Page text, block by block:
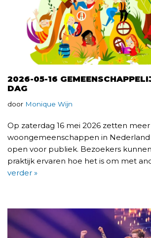
2026-05-16
DAG
door Monique Wijn
Op zaterdag 16 mei 2026 zetten meer
woongemeenschappen in
open voor publiek. Bezoekers
praktijk ervaren hoe het is om met
verder »